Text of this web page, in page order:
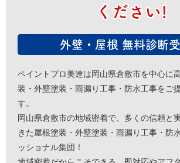
ください!
外壁・屋根 無料診断
ペイントプロ美達は岡山県倉敷市を中心に
装・外壁塗装・雨漏り工事・防水工事をご
す。
岡山県倉敷市の地域密着で、多くの信頼と
きた屋根塗装・外壁塗装・雨漏り工事・防
ッショナル集団！